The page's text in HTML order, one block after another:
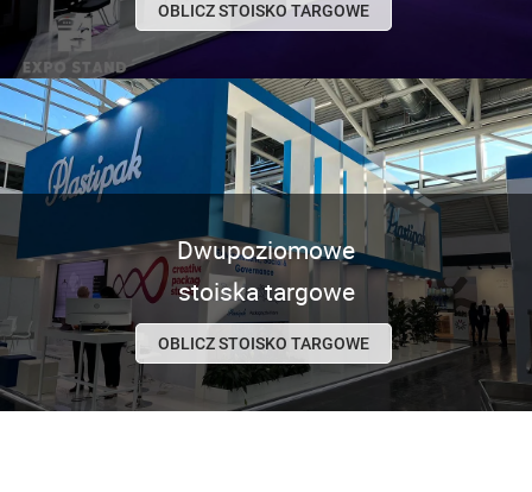
OBLICZ STOISKO TARGOWE
Dwupoziomowe
stoiska targowe
OBLICZ STOISKO TARGOWE